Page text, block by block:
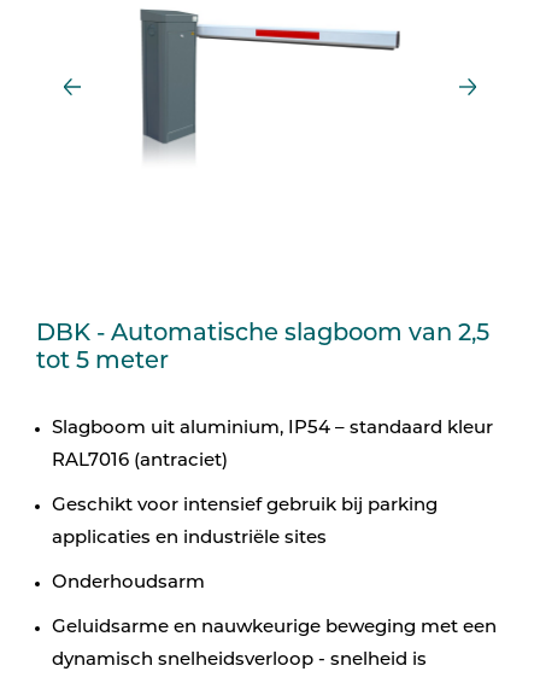
DBK - Automatische slagboom van 2,5
tot 5 meter
Slagboom uit aluminium, IP54 – standaard kleur
RAL7016 (antraciet)
Geschikt voor intensief gebruik bij parking
applicaties en industriële sites
Onderhoudsarm
Geluidsarme en nauwkeurige beweging met een
dynamisch snelheidsverloop - snelheid is